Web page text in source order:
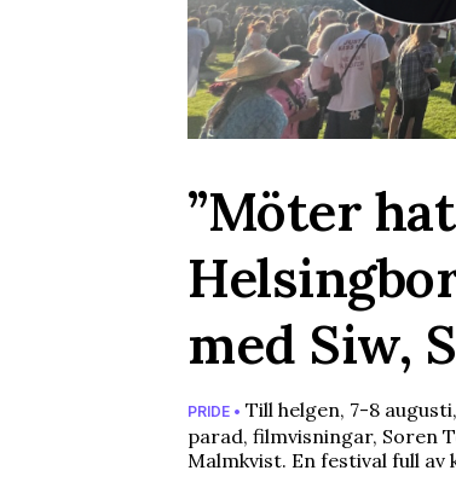
”Möter
med Siw,
PRIDE • Till helgen, 7-8
parad, filmvisningar, Soren
Malmkvist. En festival full